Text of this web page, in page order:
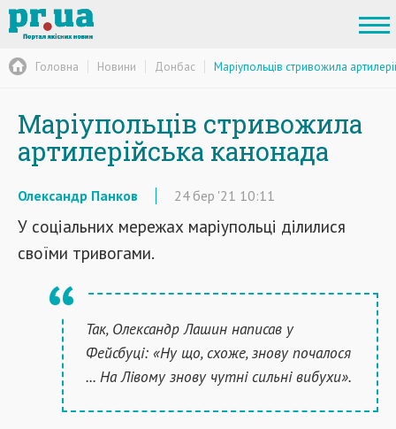
Головна Новини Донбас Маріупольців стривожила
Маріупольців стривожила
артилерійська канонада
Олександр Панков 24 бер '21 10:11
У соціальних мережах маріупольці ділилися
своїми тривогами.
Так, Олександр Лашин написав у
Фейсбуці: «Ну що, схоже, знову почалося
... На Лівому знову чутні сильні вибухи».